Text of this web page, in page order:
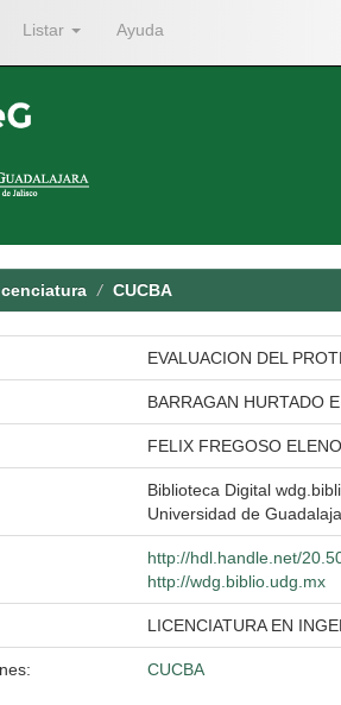
Listar Ayuda
CUCBA
EVALUACION DEL
BARRAGAN HURTADO
FELIX FREGOSO ELENO
Biblioteca Digital
Universidad de
http://hdl.handle.net/
http://wdg.biblio.udg.mx
LICENCIATURA EN
CUCBA